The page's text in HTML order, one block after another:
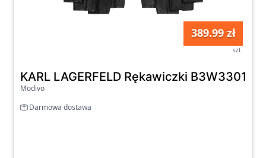
389.99 zł
szt
KARL LAGERFELD Rękawiczki B3W33011
Modivo
Darmowa dostawa